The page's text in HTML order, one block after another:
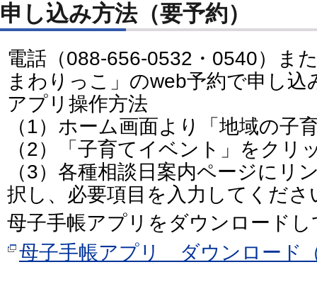
申し込み方法（要予約）
電話（088-656-0532・0540）ま
まわりっこ」のweb予約で申し込
アプリ操作方法
（1）ホーム画面より「地域の子
（2）「子育てイベント」をクリ
（3）各種相談日案内ページにリ
択し、必要項目を入力してくださ
母子手帳アプリをダウンロード
母子手帳アプリ ダウンロード